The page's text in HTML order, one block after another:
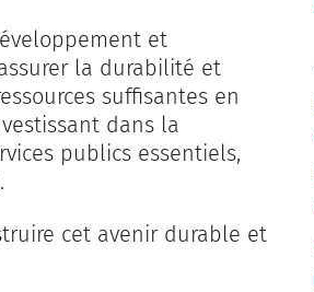
et
la durabilité et
suffisantes en
dans la
publics essentiels,
cet avenir durable et